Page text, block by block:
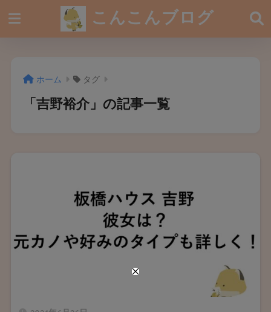
こんこんブログ
ホーム タグ
「吉野裕介」の記事一覧